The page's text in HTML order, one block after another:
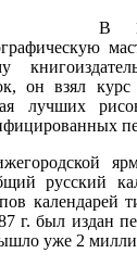
В
он взял
лучших
русский
календарей
г. был издан
уже 2